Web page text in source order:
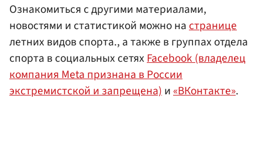
Ознакомиться с другими материалами,
новостями и статистикой можно настранице
летних видов спорта., а также в группах отдела
спорта в социальных сетяхFacebook (владелец
компания Meta признана в России
экстремистской и запрещена)и«ВКонтакте».